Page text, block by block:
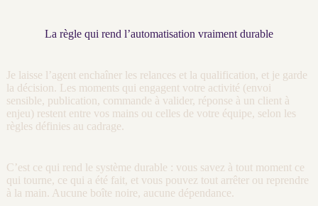
La règle qui rend l’automatisation vraiment durable
Je laisse l’agent enchaîner les relances et la qualification, et je garde
la décision. Les moments qui engagent votre activité (envoi
sensible, publication, commande à valider, réponse à un client à
enjeu) restent entre vos mains ou celles de votre équipe, selon les
règles définies au cadrage.
C’est ce qui rend le système durable : vous savez à tout moment ce
qui tourne, ce qui a été fait, et vous pouvez tout arrêter ou reprendre
à la main. Aucune boîte noire, aucune dépendance.